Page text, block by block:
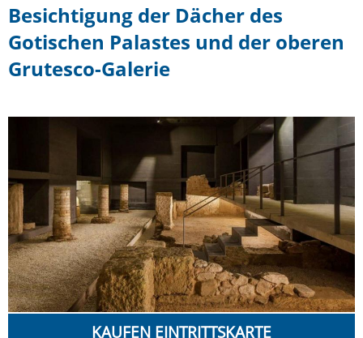
Besichtigung der Dächer des
Gotischen Palastes und der oberen
Grutesco-Galerie
KAUFEN EINTRITTSKARTE